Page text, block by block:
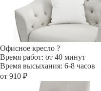
Офисное кресло ?
Время работ: от 40 минут
Время высыхания: 6-8 часов
от 910 ₽